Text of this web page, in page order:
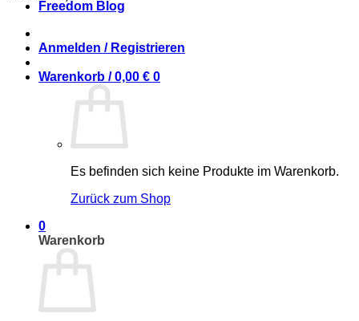
Freedom Blog
Anmelden / Registrieren
Warenkorb /0,00 € 0
Es befinden sich keine Produkte im Warenkorb.
Zurück zum Shop
0
Warenkorb